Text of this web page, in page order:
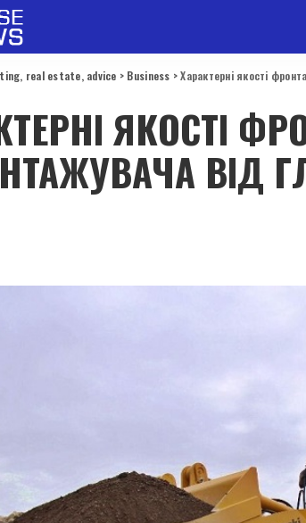
real estate, advice > Business >Характерні якості
ЯКОСТІ
ВІД